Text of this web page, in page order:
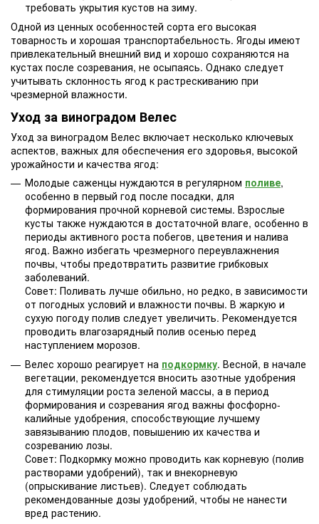
требовать укрытия кустов на зиму.
Одной из ценных особенностей сорта его высокая
товарность и хорошая транспортабельность. Ягоды имеют
привлекательный внешний вид и хорошо сохраняются на
кустах после созревания, не осыпаясь. Однако следует
учитывать склонность ягод к растрескиванию при
чрезмерной влажности.
Уход за виноградом Велес
Уход за виноградом Велес включает несколько ключевых
аспектов, важных для обеспечения его здоровья, высокой
урожайности и качества ягод:
Молодые саженцы нуждаются в регулярном поливе,
особенно в первый год после посадки, для
формирования прочной корневой системы. Взрослые
кусты также нуждаются в достаточной влаге, особенно в
периоды активного роста побегов, цветения и налива
ягод. Важно избегать чрезмерного переувлажнения
почвы, чтобы предотвратить развитие грибковых
заболеваний.
Совет: Поливать лучше обильно, но редко, в зависимости
от погодных условий и влажности почвы. В жаркую и
сухую погоду полив следует увеличить. Рекомендуется
проводить влагозарядный полив осенью перед
наступлением морозов.
Велес хорошо реагирует на подкормку. Весной, в начале
вегетации, рекомендуется вносить азотные удобрения
для стимуляции роста зеленой массы, а в период
формирования и созревания ягод важны фосфорно-
калийные удобрения, способствующие лучшему
завязыванию плодов, повышению их качества и
созреванию лозы.
Совет: Подкормку можно проводить как корневую (полив
растворами удобрений), так и внекорневую
(опрыскивание листьев). Следует соблюдать
рекомендованные дозы удобрений, чтобы не нанести
вред растению.